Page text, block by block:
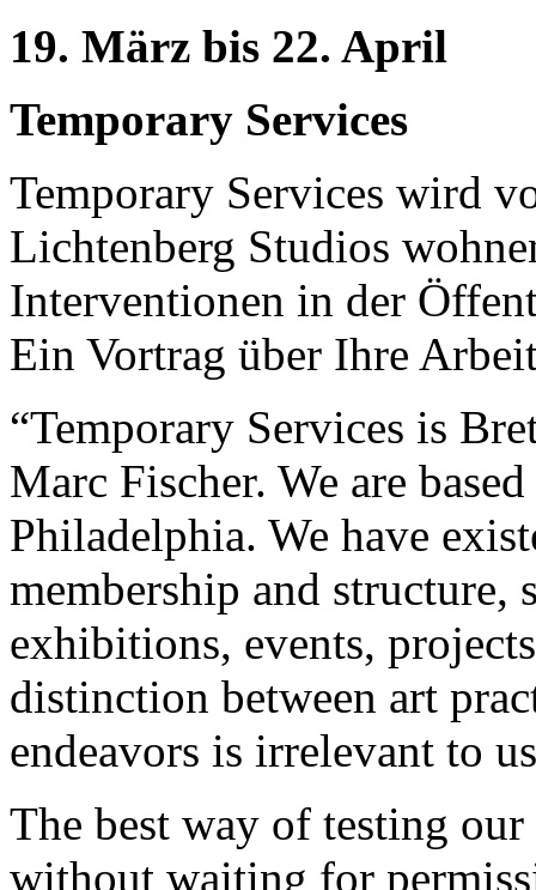
19. März bis 22. April
Temporary Services
Temporary Services wird
Lichtenberg Studios
Interventionen in der
Ein Vortrag über Ihre
“Temporary Services is
Marc Fischer. We are
Philadelphia. We have
membership and structure,
exhibitions, events,
distinction between art
endeavors is irrelevant to
The best way of testing our
without waiting for